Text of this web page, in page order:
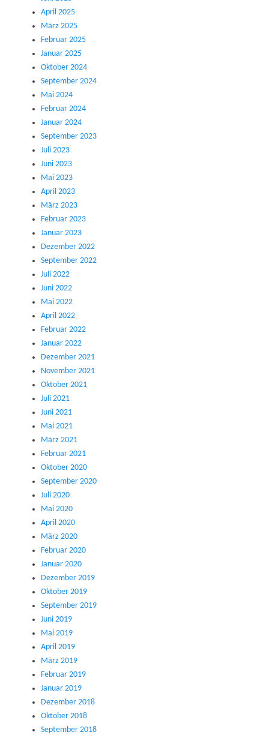
April 2025
März 2025
Februar 2025
Januar 2025
Oktober 2024
September 2024
Mai 2024
Februar 2024
Januar 2024
September 2023
Juli 2023
Juni 2023
Mai 2023
April 2023
März 2023
Februar 2023
Januar 2023
Dezember 2022
September 2022
Juli 2022
Juni 2022
Mai 2022
April 2022
Februar 2022
Januar 2022
Dezember 2021
November 2021
Oktober 2021
Juli 2021
Juni 2021
Mai 2021
März 2021
Februar 2021
Oktober 2020
September 2020
Juli 2020
Mai 2020
April 2020
März 2020
Februar 2020
Januar 2020
Dezember 2019
Oktober 2019
September 2019
Juni 2019
Mai 2019
April 2019
März 2019
Februar 2019
Januar 2019
Dezember 2018
Oktober 2018
September 2018